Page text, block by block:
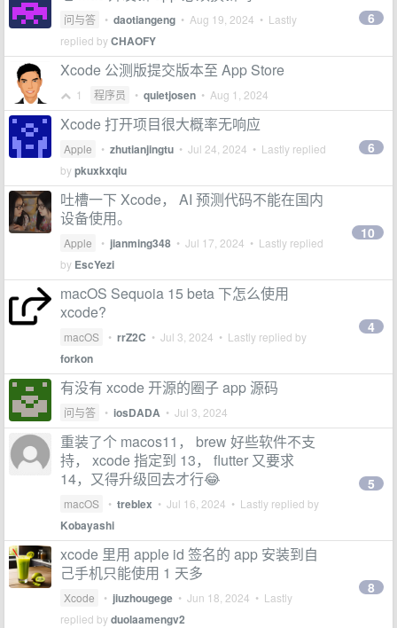
问与答 • daotiangeng • Aug 19, 2024 • Lastly
replied byCHAOFY
6
Xcode 公测版提交版本至 App Store
1 程序员 • quietjosen • Aug 1, 2024
Xcode 打开项目很大概率无响应
Apple • zhutianjingtu • Jul 24, 2024 • Lastly replied
bypkuxkxqiu
6
吐槽一下 Xcode， AI 预测代码不能在国内
设备使用。
Apple • jianming348 • Jul 17, 2024 • Lastly replied
by EscYezi
10
macOS Sequoia 15 beta 下怎么使用
xcode?
macOS • rrZ2C • Jul 3, 2024 • Lastly replied by
forkon
4
有没有 xcode 开源的圈子 app 源码
问与答 • iosDADA • Jul 3, 2024
重装了个 macos11， brew 好些软件不支
持， xcode 指定到 13， flutter 又要求
14，又得升级回去才行😂
macOS • treblex • Jul 16, 2024 • Lastly replied by
Kobayashi
5
xcode 里用 apple id 签名的 app 安装到自
己手机只能使用 1 天多
Xcode • jiuzhougege • Jun 18, 2024 • Lastly
replied byduolaamengv2
8